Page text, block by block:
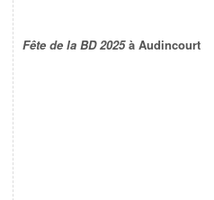
Fête de la BD 2025à Audincourt